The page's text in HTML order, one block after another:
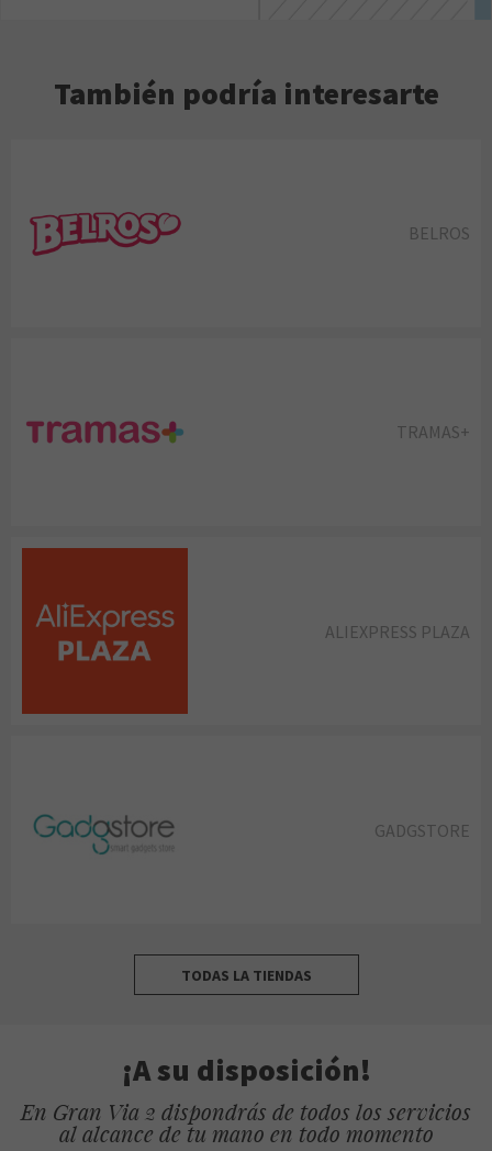
También podría interesarte
BELROS
TRAMAS+
ALIEXPRESS PLAZA
GADGSTORE
TODAS LA TIENDAS
¡A su disposición!
En Gran Via 2 dispondrás de todos los servicios
al alcance de tu mano en todo momento